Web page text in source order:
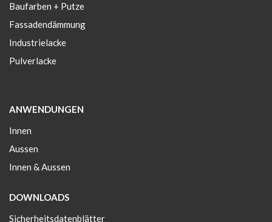
Baufarben + Putze
Fassadendämmung
Industrielacke
Pulverlacke
ANWENDUNGEN
Innen
Aussen
Innen & Aussen
DOWNLOADS
Sicherheitsdatenblätter